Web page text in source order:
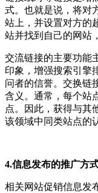
式。也就是说，将对
站上，并设置对方的
站并找到自己的网站
交流链接的主要功能
印象，增强搜索引擎
问者的信誉。交换链
含义。通常，每个站
点。因此，获得与其
该领域中同类站点的
4.信息发布的推广方
相关网站促销信息发